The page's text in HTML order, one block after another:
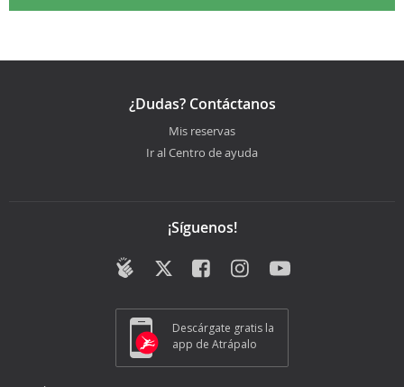
¿Dudas? Contáctanos
Mis reservas
Ir al Centro de ayuda
¡Síguenos!
Descárgate gratis la
app de Atrápalo